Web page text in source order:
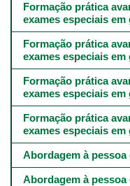
níveis
Formação prática
exames especiais
Formação prática
exames especiais
Formação prática
exames especiais
Formação prática
exames especiais
Abordagem à
Abordagem à